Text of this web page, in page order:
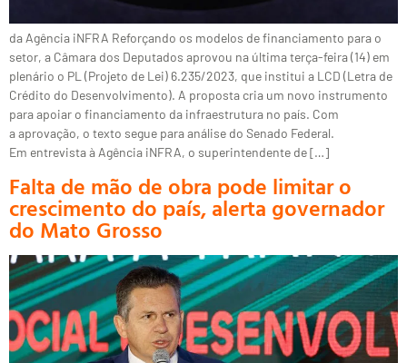
da Agência iNFRA Reforçando os modelos de financiamento para o
setor, a Câmara dos Deputados aprovou na última terça-feira (14) em
plenário o PL (Projeto de Lei) 6.235/2023, que institui a LCD (Letra de
Crédito do Desenvolvimento). A proposta cria um novo instrumento
para apoiar o financiamento da infraestrutura no país. Com
a aprovação, o texto segue para análise do Senado Federal.
Em entrevista à Agência iNFRA, o superintendente de […]
Falta de mão de obra pode limitar o
crescimento do país, alerta governador
do Mato Grosso